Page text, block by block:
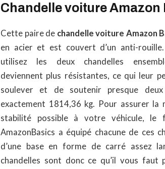
Chandelle voiture Amazon
Cette paire de chandelle voiture Amazon
en acier et est couvert d’un anti-
utilisez les deux chandelles
deviennent plus résistantes, ce qui leur
soulever et de soutenir presque deux
exactement 1814,36 kg. Pour assurer la
stabilité possible à votre véhicule, le
AmazonBasics a équipé chacune de ces
d’une base en forme de carré assez
chandelles sont donc ce qu’il vous faut